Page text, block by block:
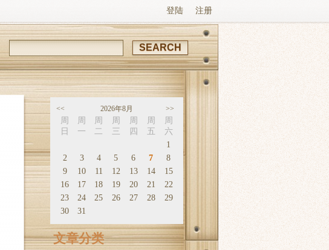
登陆 注册
<< >>
2026年8月
周
日
周
一
周
二
周
三
周
四
周
五
周
六
1
2
3 4 5 6 7
8
9
10 11 12 13 14
15
16
17 18 19 20 21
22
23
24 25 26 27 28
29
30
31
文章分类